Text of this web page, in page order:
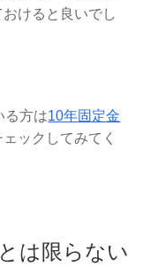
けると良いでし
る方は10年固定金
ックしてみてく
は限らない